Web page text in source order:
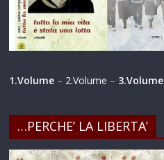
1.Volume – 2.Volume – 3.Volume
…PERCHE’ LA LIBERTA’